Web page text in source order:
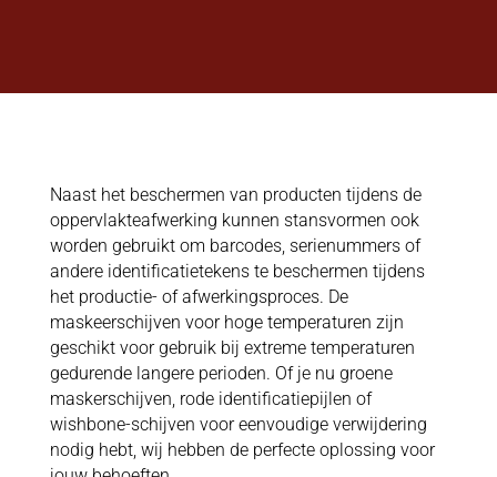
Naast het beschermen van producten tijdens de
oppervlakteafwerking kunnen stansvormen ook
worden gebruikt om barcodes, serienummers of
andere identificatietekens te beschermen tijdens
het productie- of afwerkingsproces. De
maskeerschijven voor hoge temperaturen zijn
geschikt voor gebruik bij extreme temperaturen
gedurende langere perioden. Of je nu groene
maskerschijven, rode identificatiepijlen of
wishbone-schijven voor eenvoudige verwijdering
nodig hebt, wij hebben de perfecte oplossing voor